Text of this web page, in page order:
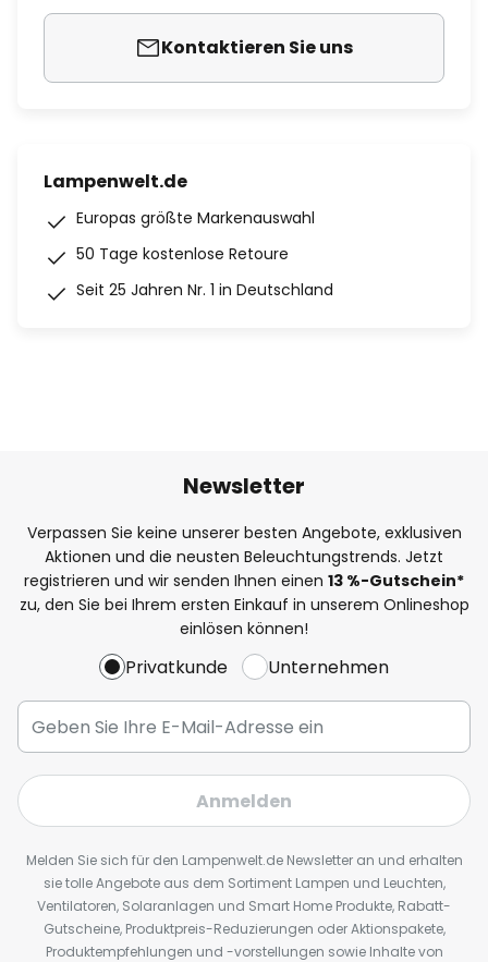
Kontaktieren Sie uns
Lampenwelt.de
Europas größte Markenauswahl
50 Tage kostenlose Retoure
Seit 25 Jahren Nr. 1 in Deutschland
Newsletter
Verpassen Sie keine unserer besten Angebote, exklusiven
Aktionen und die neusten Beleuchtungstrends. Jetzt
registrieren und wir senden Ihnen einen 13 %-Gutschein*
zu, den Sie bei Ihrem ersten Einkauf in unserem Onlineshop
einlösen können!
Privatkunde Unternehmen
Anmelden
Melden Sie sich für den Lampenwelt.de Newsletter an und erhalten
sie tolle Angebote aus dem Sortiment Lampen und Leuchten,
Ventilatoren, Solaranlagen und Smart Home Produkte, Rabatt-
Gutscheine, Produktpreis-Reduzierungen oder Aktionspakete,
Produktempfehlungen und -vorstellungen sowie Inhalte von